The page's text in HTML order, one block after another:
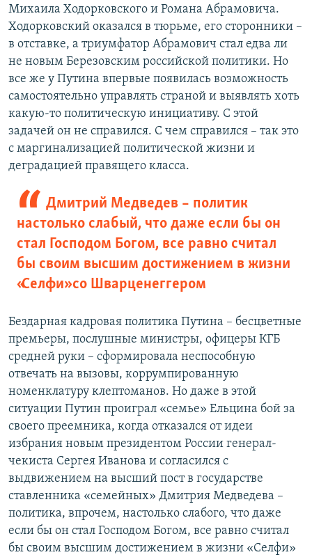
Михаила Ходорковского и Романа Абрамовича.
Ходорковский оказался в тюрьме, его сторонники –
в отставке, а триумфатор Абрамович стал едва ли
не новым Березовским российской политики. Но
все же у Путина впервые появилась возможность
самостоятельно управлять страной и выявлять хоть
какую-то политическую инициативу. С этой
задачей он не справился. С чем справился – так это
с маргинализацией политической жизни и
деградацией правящего класса.
Дмитрий Медведев – политик
настолько слабый, что даже если бы он
стал Господом Богом, все равно считал
бы своим высшим достижением в жизни
«Селфи» со Шварценеггером
Бездарная кадровая политика Путина – бесцветные
премьеры, послушные министры, офицеры КГБ
средней руки – сформировала неспособную
отвечать на вызовы, коррумпированную
номенклатуру клептоманов. Но даже в этой
ситуации Путин проиграл «семье» Ельцина бой за
своего преемника, когда отказался от идеи
избрания новым президентом России генерал-
чекиста Сергея Иванова и согласился с
выдвижением на высший пост в государстве
ставленника «семейных» Дмитрия Медведева –
политика, впрочем, настолько слабого, что даже
если бы он стал Господом Богом, все равно считал
бы своим высшим достижением в жизни «Селфи»